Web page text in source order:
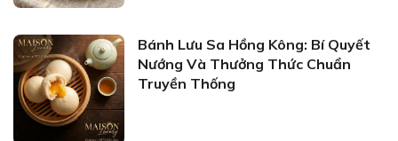
Bánh Lưu Sa Hồng Kông: Bí Quyết
Nướng Và Thưởng Thức Chuẩn
Truyền Thống